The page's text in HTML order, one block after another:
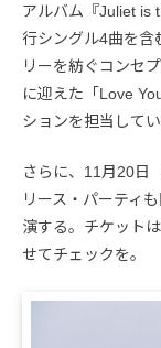
アルバム『Juliet is
行シングル4曲を含
リーを紡ぐコンセ
に迎えた「Love
ションを担当してい
さらに、11月20日
リース・パーティ
演する。チケット
せてチェックを。